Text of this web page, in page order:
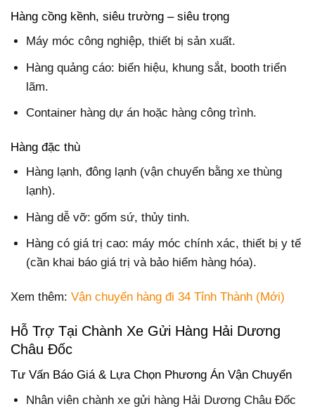
Hàng cồng kềnh, siêu trường – siêu trọng
Máy móc công nghiệp, thiết bị sản xuất.
Hàng quảng cáo: biển hiệu, khung sắt, booth triển
lãm.
Container hàng dự án hoặc hàng công trình.
Hàng đặc thù
Hàng lạnh, đông lạnh (vận chuyển bằng xe thùng
lạnh).
Hàng dễ vỡ: gốm sứ, thủy tinh.
Hàng có giá trị cao: máy móc chính xác, thiết bị y tế
(cần khai báo giá trị và bảo hiểm hàng hóa).
Xem thêm: Vận chuyển hàng đi 34 Tỉnh Thành (Mới)
Hỗ Trợ Tại Chành Xe Gửi Hàng Hải Dương
Châu Đốc
Tư Vấn Báo Giá & Lựa Chọn Phương Án Vận Chuyển
Nhân viên chành xe gửi hàng Hải Dương Châu Đốc